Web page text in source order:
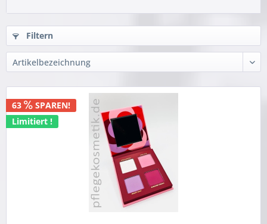
Filtern
63
SPAREN!
Limitiert !